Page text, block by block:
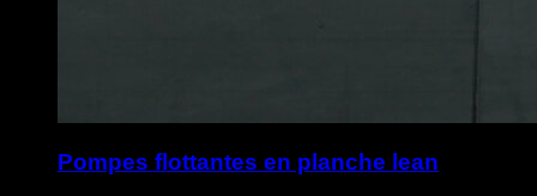
Pompes flottantes en planche lean